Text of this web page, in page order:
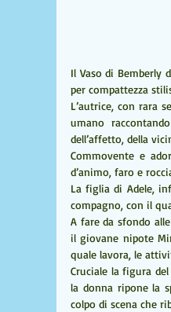
Il Vaso di Bemberly
per compattezza
L’autrice, con rara
umano
dell’affetto, della
Commovente e
d’animo, faro e
La figlia di Adele,
compagno, con il
A fare da sfondo
il giovane nipote
quale lavora, le
Cruciale la figura
la donna ripone la
colpo di scena che